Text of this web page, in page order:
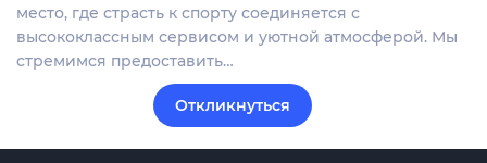
место, где страсть к спорту соединяется с
высококлассным сервисом и уютной атмосферой. Мы
стремимся предоставить…
Откликнуться